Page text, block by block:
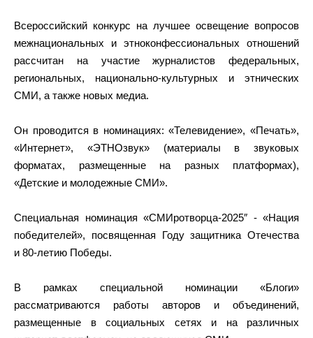
Всероссийский конкурс на лучшее освещение вопросов
межнациональных и этноконфессиональных отношений
рассчитан на участие журналистов федеральных,
региональных, национально-культурных и этнических
СМИ, а также новых медиа.
Он проводится в номинациях: «Телевидение», «Печать»,
«Интернет», «ЭТНОзвук» (материалы в звуковых
форматах, размещенные на разных платформах),
«Детские и молодежные СМИ».
Специальная номинация «СМИротворца-2025″ - «Нация
победителей», посвященная Году защитника Отечества
и 80-летию Победы.
В рамках специальной номинации «Блоги»
рассматриваются работы авторов и объединений,
размещенные в социальных сетях и на различных